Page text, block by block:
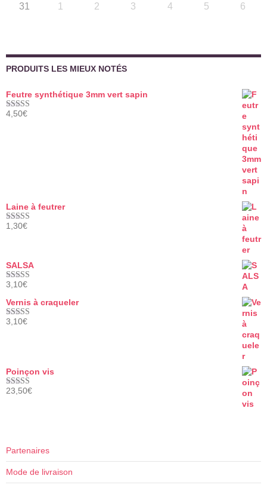
31 1 2 3 4 5 6
PRODUITS LES MIEUX NOTÉS
Feutre synthétique 3mm vert sapin
Note5.00
4,50€
Laine à feutrer
Note5.00
1,30€
SALSA
Note5.00
3,10€
Vernis à craqueler
Note5.00
3,10€
Poinçon vis
Note5.00
23,50€
Partenaires
Mode de livraison